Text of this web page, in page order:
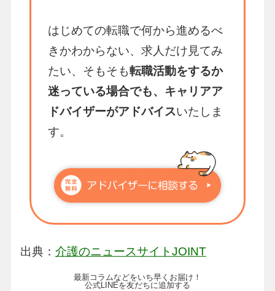
はじめての転職で何から進めるべ
きかわからない、求人だけ見てみ
たい、そもそも転職活動をするか
迷っている場合でも、キャリアア
ドバイザーがアドバイスいたしま
す。
出典： 介護のニュースサイトJOINT
最新コラムなどをいち早くお届け！
公式LINEを友だちに追加する